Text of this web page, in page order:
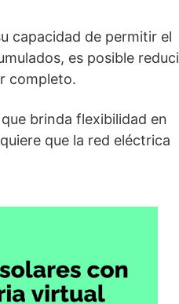
capacidad de permitir el
es posible
completo.
brinda flexibilidad en
que la red eléctrica